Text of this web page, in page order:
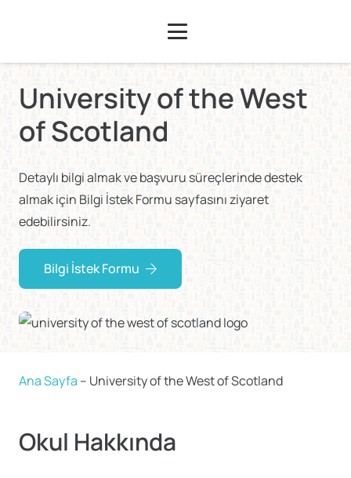
University of the West
of Scotland
Detaylı bilgi almak ve başvuru süreçlerinde destek
almak için Bilgi İstek Formu sayfasını ziyaret
edebilirsiniz.
Bilgi İstek Formu
Ana Sayfa – University of the West of Scotland
Okul Hakkında